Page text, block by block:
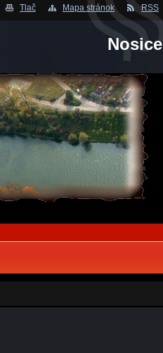
Tlač Mapa stránok RSS
Nosice